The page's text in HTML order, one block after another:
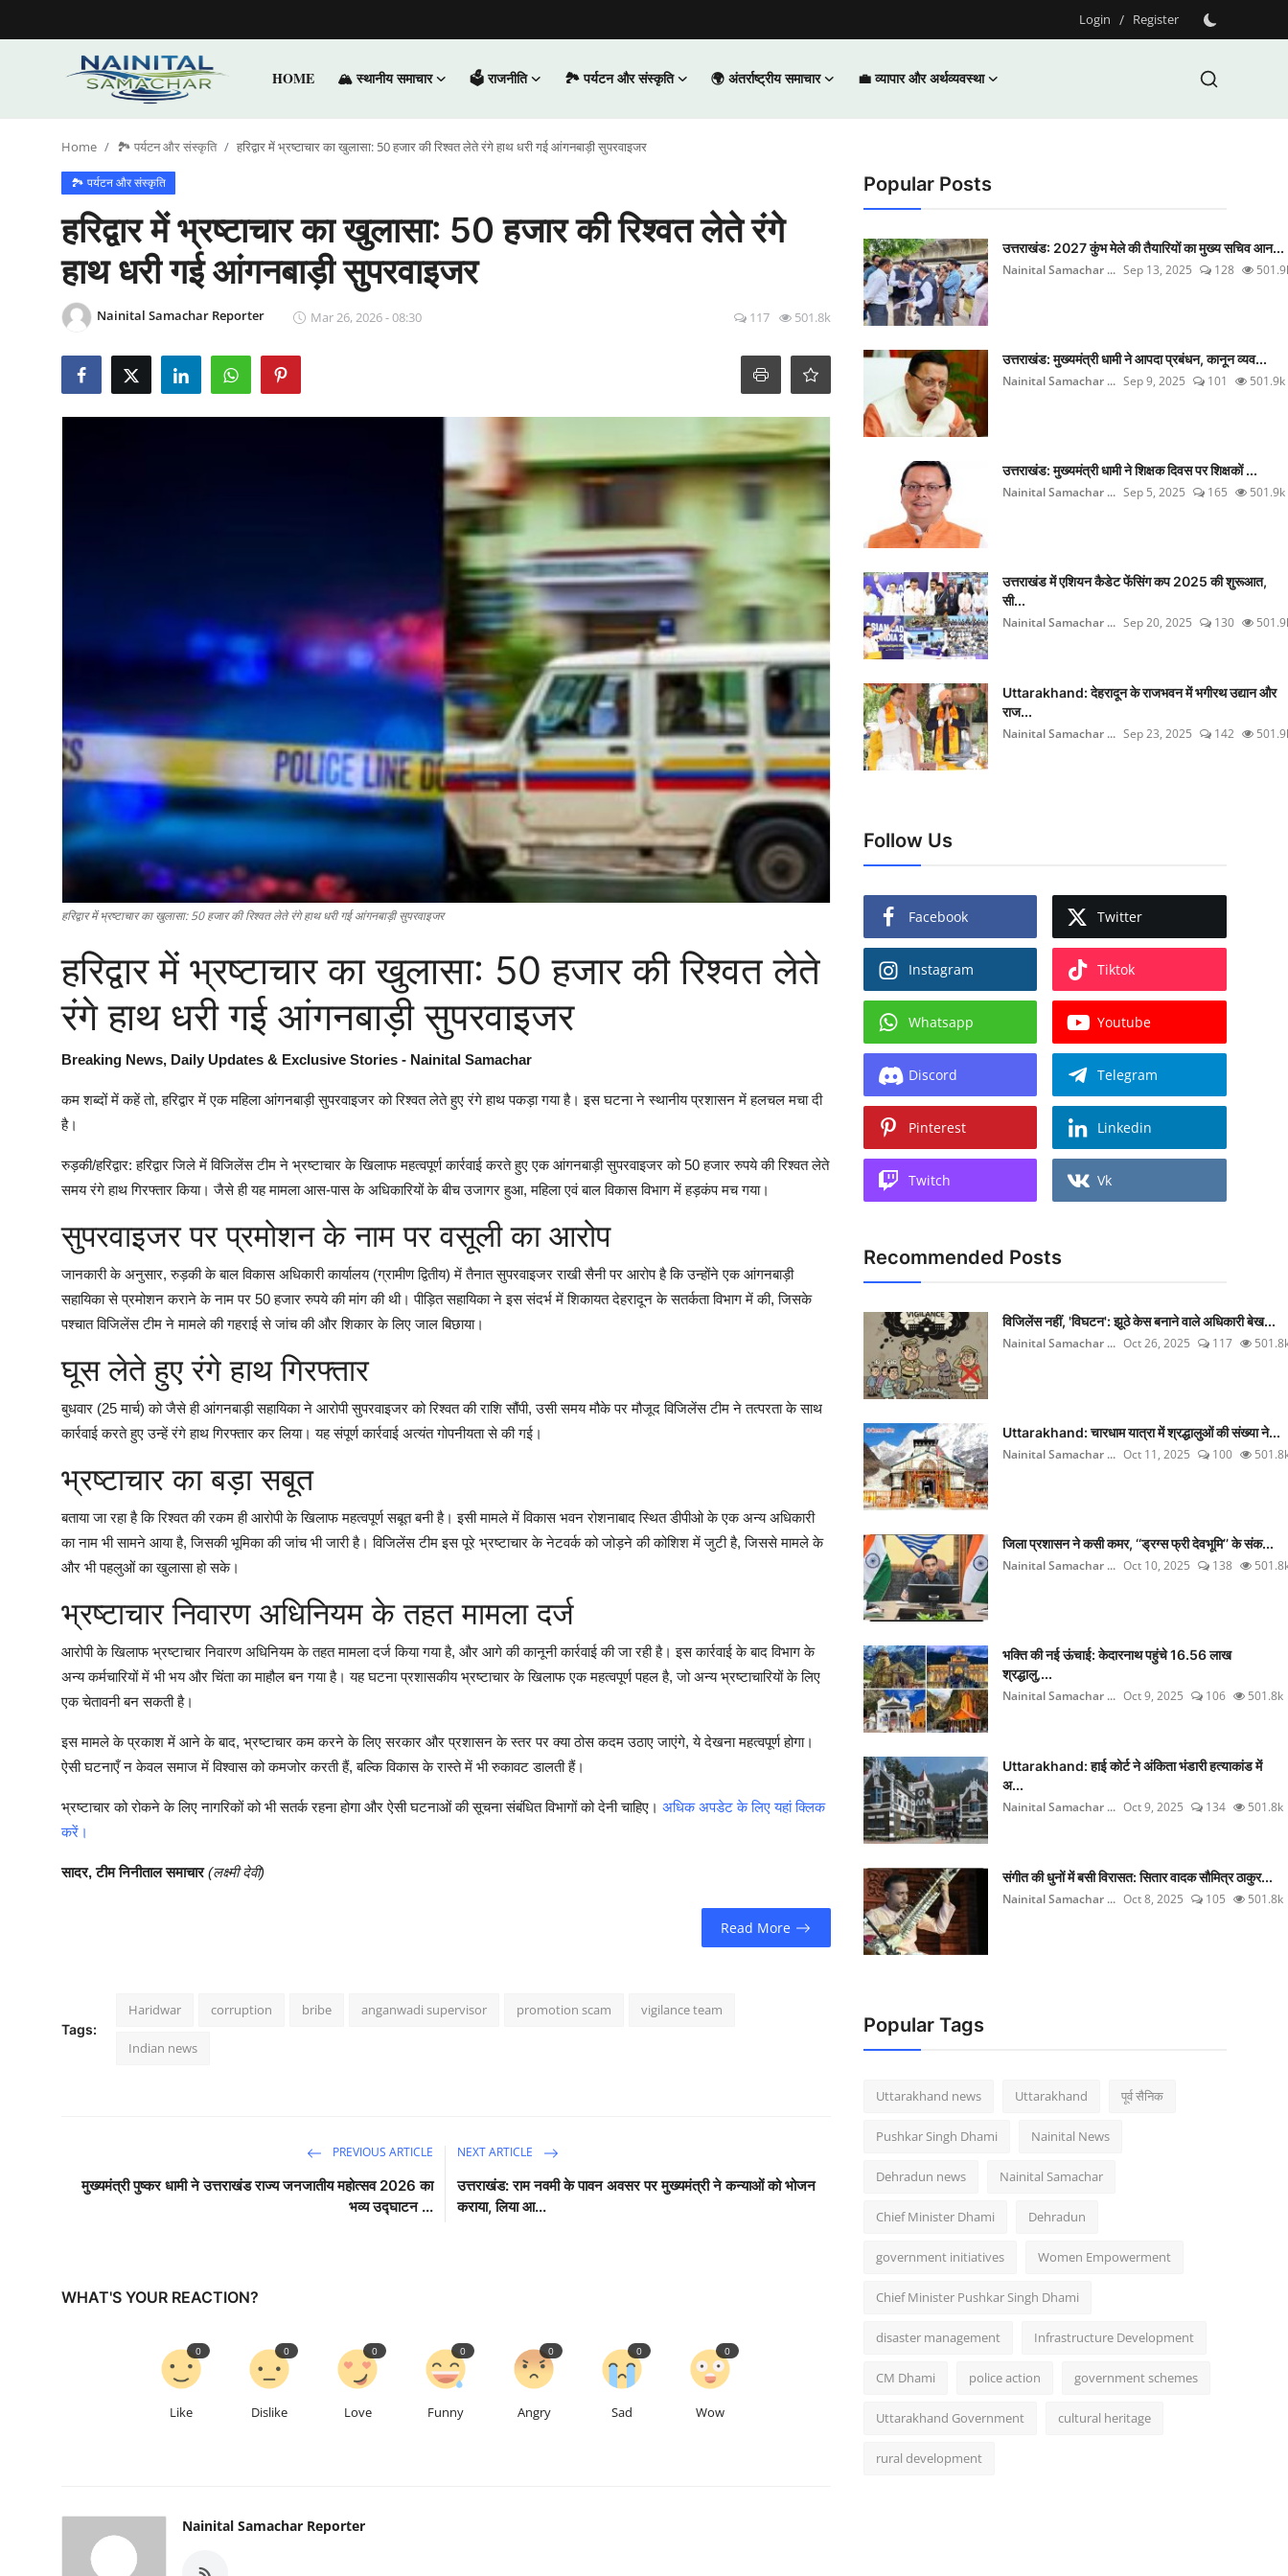
Login / Register
HOME 🏔️ स्थानीय समाचार 🗳️ राजनीति 🏞️ पर्यटन और संस्कृति 🌍 अंतर्राष्ट्रीय समाचार 💼 व्यापार और अर्थव्यवस्था
🏔️ स्थानीय समाचार
🗳️ राजनीति
🏞️ पर्यटन और संस्कृति
💼 व्यापार और अर्थव्यवस्था
Home 🏞️ पर्यटन और संस्कृति हरिद्वार में भ्रष्टाचार का खुलासा: 50 हजार की रिश्वत लेते रंगे हाथ धरी गई आंगनबाड़ी सुपरवाइजर
🏞️ पर्यटन और संस्कृति
हरिद्वार में भ्रष्टाचार का खुलासा: 50 हजार की रिश्वत लेते रंगे
हाथ धरी गई आंगनबाड़ी सुपरवाइजर
Nainital Samachar Reporter Mar 26, 2026 - 08:30 117 501.8k
हरिद्वार में भ्रष्टाचार का खुलासा: 50 हजार की रिश्वत लेते रंगे हाथ धरी गई आंगनबाड़ी सुपरवाइजर
हरिद्वार में भ्रष्टाचार का खुलासा: 50 हजार की रिश्वत लेते
रंगे हाथ धरी गई आंगनबाड़ी सुपरवाइजर
Breaking News, Daily Updates & Exclusive Stories - Nainital Samachar
कम शब्दों में कहें तो, हरिद्वार में एक महिला आंगनबाड़ी सुपरवाइजर को रिश्वत लेते हुए रंगे हाथ पकड़ा गया है। इस घटना ने स्थानीय प्रशासन में हलचल मचा दी
है।
रुड़की/हरिद्वार: हरिद्वार जिले में विजिलेंस टीम ने भ्रष्टाचार के खिलाफ महत्वपूर्ण कार्रवाई करते हुए एक आंगनबाड़ी सुपरवाइजर को 50 हजार रुपये की रिश्वत लेते
समय रंगे हाथ गिरफ्तार किया। जैसे ही यह मामला आस-पास के अधिकारियों के बीच उजागर हुआ, महिला एवं बाल विकास विभाग में हड़कंप मच गया।
सुपरवाइजर पर प्रमोशन के नाम पर वसूली का आरोप
जानकारी के अनुसार, रुड़की के बाल विकास अधिकारी कार्यालय (ग्रामीण द्वितीय) में तैनात सुपरवाइजर राखी सैनी पर आरोप है कि उन्होंने एक आंगनबाड़ी
सहायिका से प्रमोशन कराने के नाम पर 50 हजार रुपये की मांग की थी। पीड़ित सहायिका ने इस संदर्भ में शिकायत देहरादून के सतर्कता विभाग में की, जिसके
पश्चात विजिलेंस टीम ने मामले की गहराई से जांच की और शिकार के लिए जाल बिछाया।
घूस लेते हुए रंगे हाथ गिरफ्तार
बुधवार (25 मार्च) को जैसे ही आंगनबाड़ी सहायिका ने आरोपी सुपरवाइजर को रिश्वत की राशि सौंपी, उसी समय मौके पर मौजूद विजिलेंस टीम ने तत्परता के साथ
कार्रवाई करते हुए उन्हें रंगे हाथ गिरफ्तार कर लिया। यह संपूर्ण कार्रवाई अत्यंत गोपनीयता से की गई।
भ्रष्टाचार का बड़ा सबूत
बताया जा रहा है कि रिश्वत की रकम ही आरोपी के खिलाफ महत्वपूर्ण सबूत बनी है। इसी मामले में विकास भवन रोशनाबाद स्थित डीपीओ के एक अन्य अधिकारी
का नाम भी सामने आया है, जिसकी भूमिका की जांच भी जारी है। विजिलेंस टीम इस पूरे भ्रष्टाचार के नेटवर्क को जोड़ने की कोशिश में जुटी है, जिससे मामले के
और भी पहलुओं का खुलासा हो सके।
भ्रष्टाचार निवारण अधिनियम के तहत मामला दर्ज
आरोपी के खिलाफ भ्रष्टाचार निवारण अधिनियम के तहत मामला दर्ज किया गया है, और आगे की कानूनी कार्रवाई की जा रही है। इस कार्रवाई के बाद विभाग के
अन्य कर्मचारियों में भी भय और चिंता का माहौल बन गया है। यह घटना प्रशासकीय भ्रष्टाचार के खिलाफ एक महत्वपूर्ण पहल है, जो अन्य भ्रष्टाचारियों के लिए
एक चेतावनी बन सकती है।
इस मामले के प्रकाश में आने के बाद, भ्रष्टाचार कम करने के लिए सरकार और प्रशासन के स्तर पर क्या ठोस कदम उठाए जाएंगे, ये देखना महत्वपूर्ण होगा।
ऐसी घटनाएँ न केवल समाज में विश्वास को कमजोर करती हैं, बल्कि विकास के रास्ते में भी रुकावट डालती हैं।
भ्रष्टाचार को रोकने के लिए नागरिकों को भी सतर्क रहना होगा और ऐसी घटनाओं की सूचना संबंधित विभागों को देनी चाहिए। अधिक अपडेट के लिए यहां क्लिक
करें।
सादर, टीम निनीताल समाचार (लक्ष्मी देवी)
Read More
Tags:
Haridwar corruption bribe anganwadi supervisor promotion scam vigilance team
Indian news
PREVIOUS ARTICLE
मुख्यमंत्री पुष्कर धामी ने उत्तराखंड राज्य जनजातीय महोत्सव 2026 का
भव्य उद्घाटन ...
NEXT ARTICLE
उत्तराखंड: राम नवमी के पावन अवसर पर मुख्यमंत्री ने कन्याओं को भोजन
कराया, लिया आ...
WHAT'S YOUR REACTION?
Like
0
Dislike
0
Love
0
Funny
0
Angry
0
Sad
0
Wow
0
Nainital Samachar Reporter
Popular Posts
उत्तराखंड: 2027 कुंभ मेले की तैयारियों का मुख्य सचिव आन...
Nainital Samachar ... Sep 13, 2025 128
उत्तराखंड: मुख्यमंत्री धामी ने आपदा प्रबंधन, कानून व्यव...
Nainital Samachar ... Sep 9, 2025 101 501.9k
उत्तराखंड: मुख्यमंत्री धामी ने शिक्षक दिवस पर शिक्षकों ...
Nainital Samachar ... Sep 5, 2025 165 501.9k
उत्तराखंड में एशियन कैडेट फेंसिंग कप 2025 की शुरूआत,
सी...
Nainital Samachar ... Sep 20, 2025 130
Uttarakhand: देहरादून के राजभवन में भगीरथ उद्यान और
राज...
Nainital Samachar ... Sep 23, 2025 142
Follow Us
Facebook Twitter
Instagram Tiktok
Whatsapp Youtube
Discord Telegram
Pinterest Linkedin
Twitch Vk
Recommended Posts
विजिलेंस नहीं, 'विघटन': झूठे केस बनाने वाले अधिकारी बेख...
Nainital Samachar ... Oct 26, 2025 117
Uttarakhand: चारधाम यात्रा में श्रद्धालुओं की संख्या ने...
Nainital Samachar ... Oct 11, 2025 100
जिला प्रशासन ने कसी कमर, ‘‘ड्रग्स फ्री देवभूमि’’ के संक...
Nainital Samachar ... Oct 10, 2025 138
भक्ति की नई ऊंचाई: केदारनाथ पहुंचे 16.56 लाख
श्रद्धालु,...
Nainital Samachar ... Oct 9, 2025 106 501.8k
Uttarakhand: हाई कोर्ट ने अंकिता भंडारी हत्याकांड में
अ...
Nainital Samachar ... Oct 9, 2025 134 501.8k
संगीत की धुनों में बसी विरासत: सितार वादक सौमित्र ठाकुर...
Nainital Samachar ... Oct 8, 2025 105 501.8k
Popular Tags
Uttarakhand news Uttarakhand पूर्व सैनिक
Pushkar Singh Dhami Nainital News
Dehradun news Nainital Samachar
Chief Minister Dhami Dehradun
government initiatives Women Empowerment
Chief Minister Pushkar Singh Dhami
disaster management Infrastructure Development
CM Dhami police action government schemes
Uttarakhand Government cultural heritage
rural development